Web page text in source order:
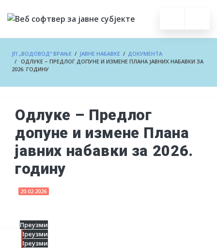
ЈП „ВОДОВОД“ ВРАЊЕ / ЈАВНЕ НАБАВКЕ / ДОКУМЕНТА
/ ОДЛУКЕ – ПРЕДЛОГ ДОПУНЕ И ИЗМЕНЕ ПЛАНА ЈАВНИХ НАБАВКИ ЗА
2026. ГОДИНУ
Одлуке – Предлог
допуне и измене Плана
јавних набавки за 2026.
годину
20.02.2026
Преузми
Преузми
Преузми